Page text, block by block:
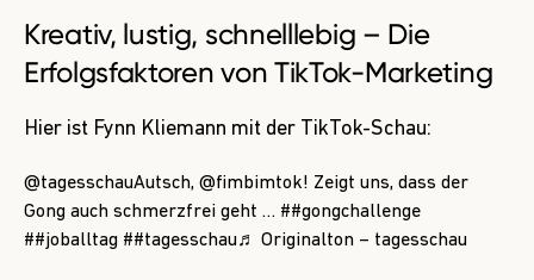
Kreativ, lustig, schnelllebig – Die
Erfolgsfaktoren von TikTok-Marketing
Hier ist Fynn Kliemann mit der TikTok-Schau:
@tagesschauAutsch, @fimbimtok! Zeigt uns, dass der
Gong auch schmerzfrei geht … ##gongchallenge
##joballtag ##tagesschau♬ Originalton – tagesschau